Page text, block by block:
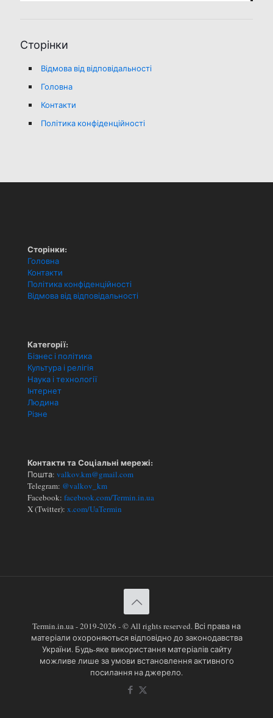
Сторінки
Відмова від відповідальності
Головна
Контакти
Політика конфіденційності
Сторінки:
Головна
Контакти
Політика конфіденційності
Відмова від відповідальності
Категорії:
Бізнес і політика
Культура і релігія
Наука і технології
Інтернет
Людина
Різне
Контакти та Соціальні мережі:
Пошта: valkov.km@gmail.com
Telegram: @valkov_km
Facebook: facebook.com/Termin.in.ua
X (Twitter): x.com/UaTermin
Termin.in.ua - 2019-2026 - © All rights reserved. Всі права на
матеріали охороняються відповідно до законодавства
України. Будь-яке використання матеріалів сайту
можливе лише за умови встановлення активного
посилання на джерело.